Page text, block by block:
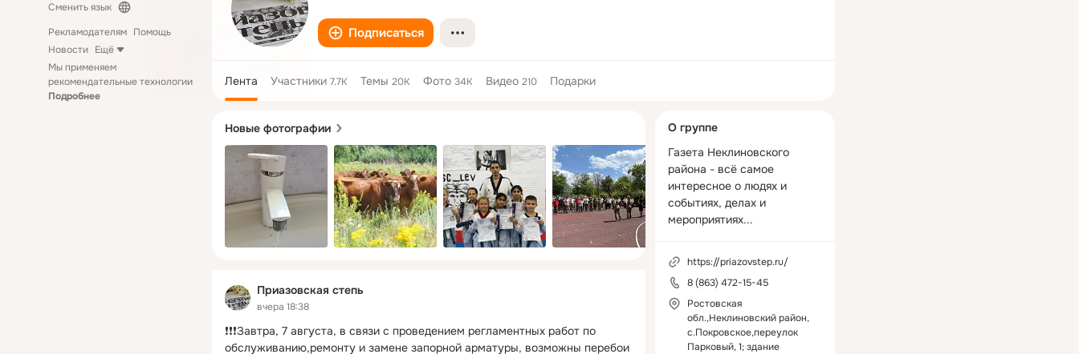
Сменить язык
Рекламодателям Помощь
Новости Ещё
Мы применяем
рекомендательные технологии
Подробнее
Подписаться
Лента Участники 7.7K Темы 20K Фото 34K Видео 210 Подарки
Новые фотографии
Приазовская степь
вчера 18:38
❗❗❗Завтра, 7 августа, в связи с проведением регламентных работ по
обслуживанию,ремонту и замене запорной арматуры, возможны перебои
колонка
О группе
Газета Неклиновского
района - всё самое
интересное о людях и
событиях, делах и
мероприятиях...
https://priazovstep.ru/
8 (863) 472-15-45
Ростовская
обл.,Неклиновский район,
с.Покровское,переулок
Парковый, 1; здание